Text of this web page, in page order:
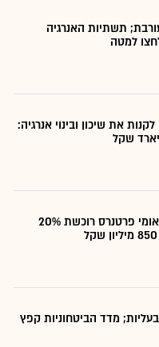
תשתיות האנרגיה
למטה
את שיכון ובינוי אנרגיה:
לקראת הנפקה עתידית: לאומי פרטנרס רוכשת 20%
מדד הביטחוניות קפץ